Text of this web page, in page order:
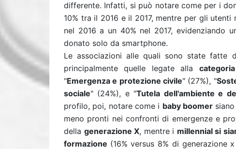
differente. Infatti, si può notare come per i
10% tra il 2016 e il 2017, mentre per gli
nel 2016 a un 40% nel 2017, evidenziando
donato solo da smartphone.
Le associazioni alle quali sono state fatte
principalmente quelle legate alla
"Emergenza e protezione civile" (27%), "
sociale" (24%), e "Tutela dell'ambiente e
profilo, poi, notare come i baby boomer
meno pronti nei confronti di emergenze e
della generazione X, mentre i millennial si
formazione (16% versus 8% di generazione